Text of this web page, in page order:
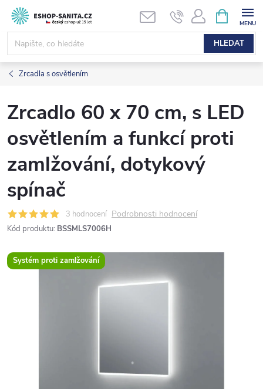
Přejít
obsah
HLEDAT
NÁKUPNÍ
KOŠÍK
Zrcadla s osvětlením
Zrcadlo 60 x 70 cm, s LED
osvětlením a funkcí proti
zamlžování, dotykový
spínač
3 hodnocení Podrobnosti hodnocení
Kód produktu: BSSMLS7006H
Systém proti zamlžování